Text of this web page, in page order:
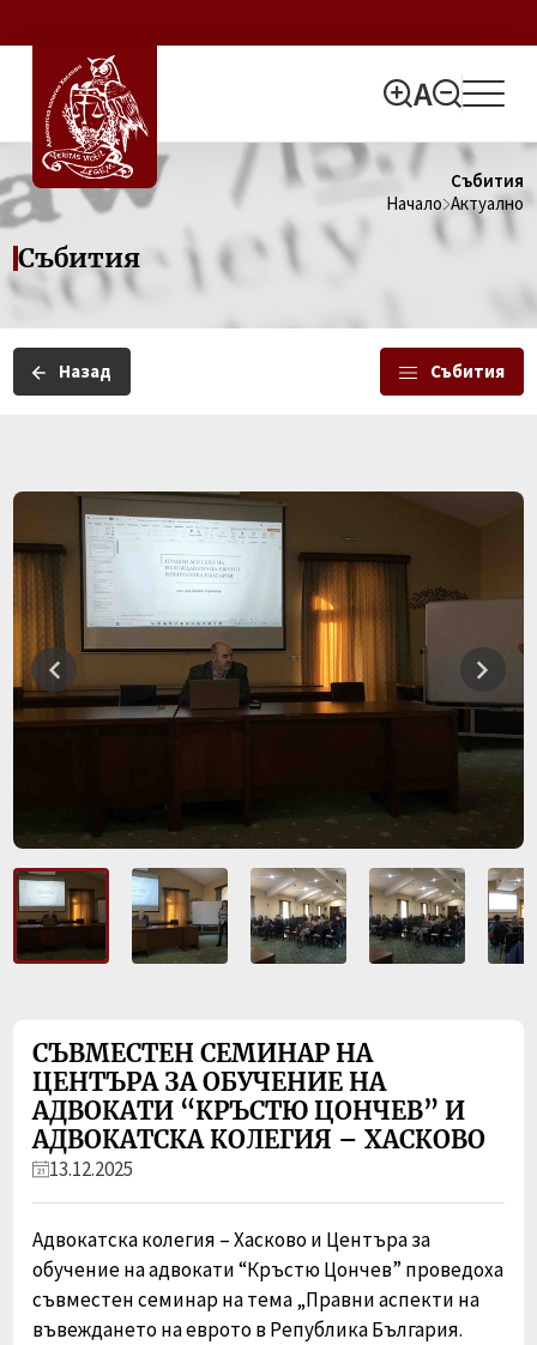
Събития
Начало Актуално
Събития
Назад Събития
СЪВМЕСТЕН СЕМИНАР НА
ЦЕНТЪРА ЗА ОБУЧЕНИЕ НА
АДВОКАТИ “КРЪСТЮ ЦОНЧЕВ” И
АДВОКАТСКА КОЛЕГИЯ – ХАСКОВО
13.12.2025
Адвокатска колегия – Хасково и Центъра за
обучение на адвокати “Кръстю Цончев” проведоха
съвместен семинар на тема „Правни аспекти на
въвеждането на еврото в Република България.